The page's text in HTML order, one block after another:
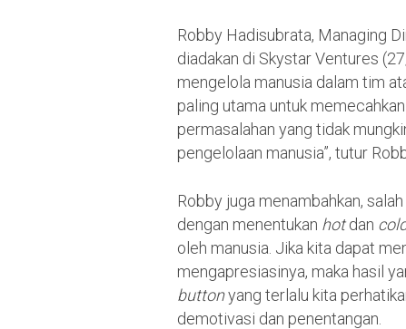
Robby Hadisubrata, Managing
diadakan di Skystar Ventures
mengelola manusia dalam tim
paling utama untuk
permasalahan yang tidak
pengelolaan manusia”, tutur
Robby juga menambahkan,
dengan menentukan hotdan
oleh manusia. Jika kita dapat
mengapresiasinya, maka hasil
buttonyang terlalu kita
demotivasi dan penentangan.